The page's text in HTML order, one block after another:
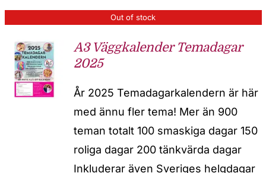
Out of stock
A3 Väggkalender Temadagar
2025
År 2025 Temadagarkalendern är här
med ännu fler tema! Mer än 900
teman totalt 100 smaskiga dagar 150
roliga dagar 200 tänkvärda dagar
Inkluderar även Sveriges helgdagar